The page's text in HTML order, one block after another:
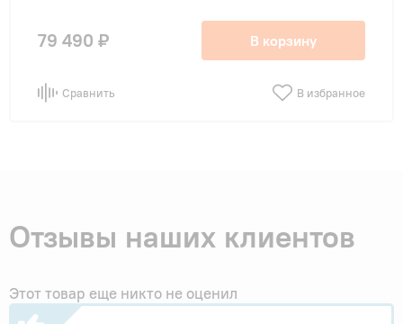
79 490 ₽ В корзину
Сравнить В избранное
Отзывы наших клиентов
Этот товар еще никто не оценил